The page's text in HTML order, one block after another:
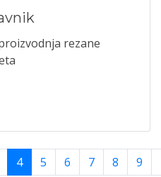
rezane
4 5 6 7 8 9